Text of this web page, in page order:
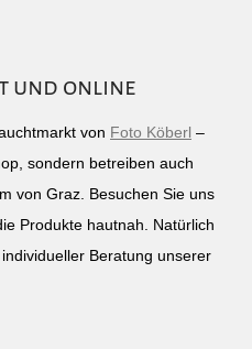
und online
von Foto Köberl –
sondern betreiben auch
von Graz. Besuchen Sie uns
Produkte hautnah. Natürlich
Beratung unserer